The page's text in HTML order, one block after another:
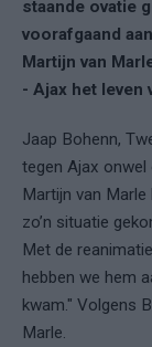
staande ovatie
voorafgaand
Martijn van
- Ajax het leven
Jaap Bohenn,
tegen Ajax onwel
Martijn van
zo’n situatie
Met de
hebben we hem
kwam." Volgens
Marle.